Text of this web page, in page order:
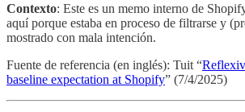
Contexto: Este es un memo interno de
aquí porque estaba en proceso de filtrarse y
mostrado con mala intención.
Fuente de referencia (en inglés): Tuit “
baseline expectation at Shopify” (7/4/2025)